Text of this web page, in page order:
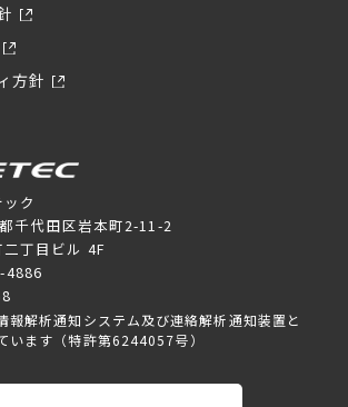
方針
ク
千代田区岩本町2-11-2
二丁目ビル 4F
4886
報解析通知システム及び連絡解析通知装置と
います（特許第6244057号）